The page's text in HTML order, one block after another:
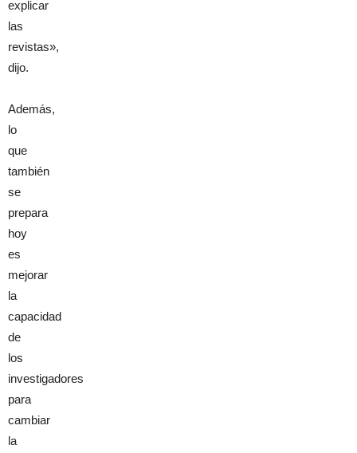
explicar
las
revistas»,
dijo.
Además,
lo
que
también
se
prepara
hoy
es
mejorar
la
capacidad
de
los
investigadores
para
cambiar
la